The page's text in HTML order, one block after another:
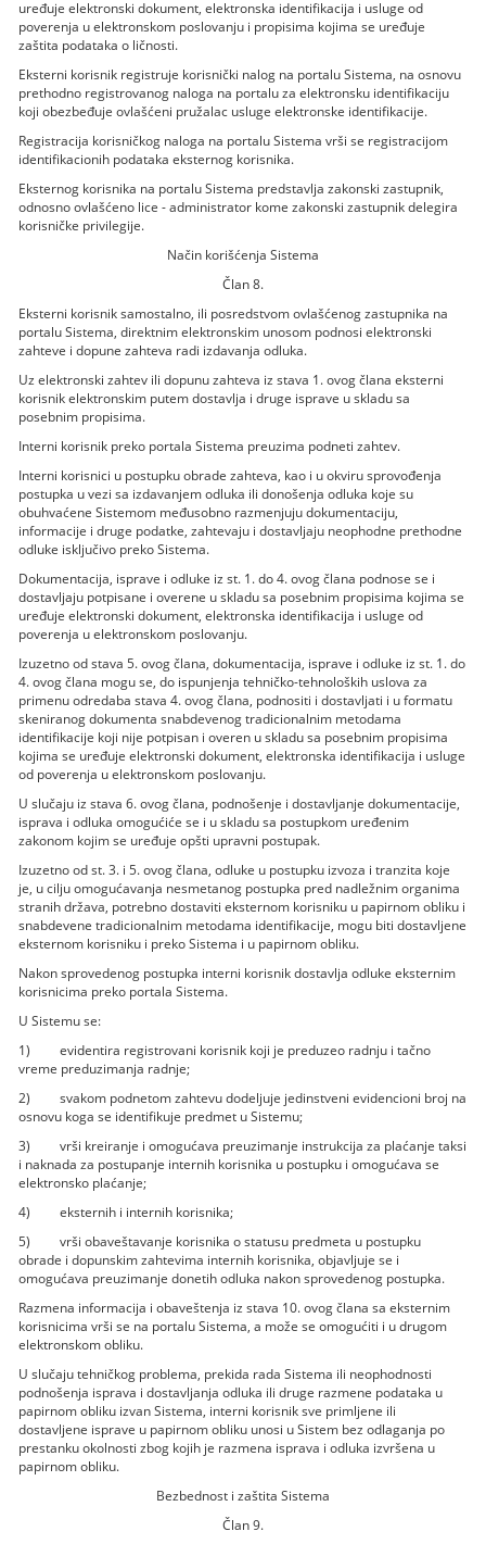
uređuje elektronski dokument, elektronska identifikacija i usluge od
poverenja u elektronskom poslovanju i propisima kojima se uređuje
zaštita podataka o ličnosti.
Eksterni korisnik registruje korisnički nalog na portalu Sistema, na osnovu
prethodno registrovanog naloga na portalu za elektronsku identifikaciju
koji obezbeđuje ovlašćeni pružalac usluge elektronske identifikacije.
Registracija korisničkog naloga na portalu Sistema vrši se registracijom
identifikacionih podataka eksternog korisnika.
Eksternog korisnika na portalu Sistema predstavlja zakonski zastupnik,
odnosno ovlašćeno lice - administrator kome zakonski zastupnik delegira
korisničke privilegije.
Način korišćenja Sistema
Član 8.
Eksterni korisnik samostalno, ili posredstvom ovlašćenog zastupnika na
portalu Sistema, direktnim elektronskim unosom podnosi elektronski
zahteve i dopune zahteva radi izdavanja odluka.
Uz elektronski zahtev ili dopunu zahteva iz stava 1. ovog člana eksterni
korisnik elektronskim putem dostavlja i druge isprave u skladu sa
posebnim propisima.
Interni korisnik preko portala Sistema preuzima podneti zahtev.
Interni korisnici u postupku obrade zahteva, kao i u okviru sprovođenja
postupka u vezi sa izdavanjem odluka ili donošenja odluka koje su
obuhvaćene Sistemom međusobno razmenjuju dokumentaciju,
informacije i druge podatke, zahtevaju i dostavljaju neophodne prethodne
odluke isključivo preko Sistema.
Dokumentacija, isprave i odluke iz st. 1. do 4. ovog člana podnose se i
dostavljaju potpisane i overene u skladu sa posebnim propisima kojima se
uređuje elektronski dokument, elektronska identifikacija i usluge od
poverenja u elektronskom poslovanju.
Izuzetno od stava 5. ovog člana, dokumentacija, isprave i odluke iz st. 1. do
4. ovog člana mogu se, do ispunjenja tehničko-tehnoloških uslova za
primenu odredaba stava 4. ovog člana, podnositi i dostavljati i u formatu
skeniranog dokumenta snabdevenog tradicionalnim metodama
identifikacije koji nije potpisan i overen u skladu sa posebnim propisima
kojima se uređuje elektronski dokument, elektronska identifikacija i usluge
od poverenja u elektronskom poslovanju.
U slučaju iz stava 6. ovog člana, podnošenje i dostavljanje dokumentacije,
isprava i odluka omogućiće se i u skladu sa postupkom uređenim
zakonom kojim se uređuje opšti upravni postupak.
Izuzetno od st. 3. i 5. ovog člana, odluke u postupku izvoza i tranzita koje
je, u cilju omogućavanja nesmetanog postupka pred nadležnim organima
stranih država, potrebno dostaviti eksternom korisniku u papirnom obliku i
snabdevene tradicionalnim metodama identifikacije, mogu biti dostavljene
eksternom korisniku i preko Sistema i u papirnom obliku.
Nakon sprovedenog postupka interni korisnik dostavlja odluke eksternim
korisnicima preko portala Sistema.
U Sistemu se:
1) evidentira registrovani korisnik koji je preduzeo radnju i tačno
vreme preduzimanja radnje;
2) svakom podnetom zahtevu dodeljuje jedinstveni evidencioni broj na
osnovu koga se identifikuje predmet u Sistemu;
3) vrši kreiranje i omogućava preuzimanje instrukcija za plaćanje taksi
i naknada za postupanje internih korisnika u postupku i omogućava se
elektronsko plaćanje;
4) eksternih i internih korisnika;
5) vrši obaveštavanje korisnika o statusu predmeta u postupku
obrade i dopunskim zahtevima internih korisnika, objavljuje se i
omogućava preuzimanje donetih odluka nakon sprovedenog postupka.
Razmena informacija i obaveštenja iz stava 10. ovog člana sa eksternim
korisnicima vrši se na portalu Sistema, a može se omogućiti i u drugom
elektronskom obliku.
U slučaju tehničkog problema, prekida rada Sistema ili neophodnosti
podnošenja isprava i dostavljanja odluka ili druge razmene podataka u
papirnom obliku izvan Sistema, interni korisnik sve primljene ili
dostavljene isprave u papirnom obliku unosi u Sistem bez odlaganja po
prestanku okolnosti zbog kojih je razmena isprava i odluka izvršena u
papirnom obliku.
Bezbednost i zaštita Sistema
Član 9.